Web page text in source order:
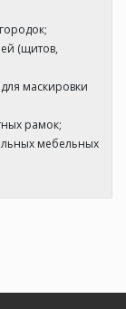
(щитов,
маскировки
рамок;
мебельных